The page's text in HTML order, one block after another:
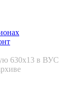
630х13 в ВУС